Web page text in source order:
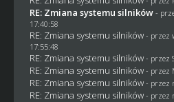
RE: Zmiana systemu silników -
17:40:58
RE: Zmiana systemu silników - przez
17:55:48
RE: Zmiana systemu silników - przez
RE: Zmiana systemu silników - przez
RE: Zmiana systemu silników - przez
RE: Zmiana systemu silników - przez